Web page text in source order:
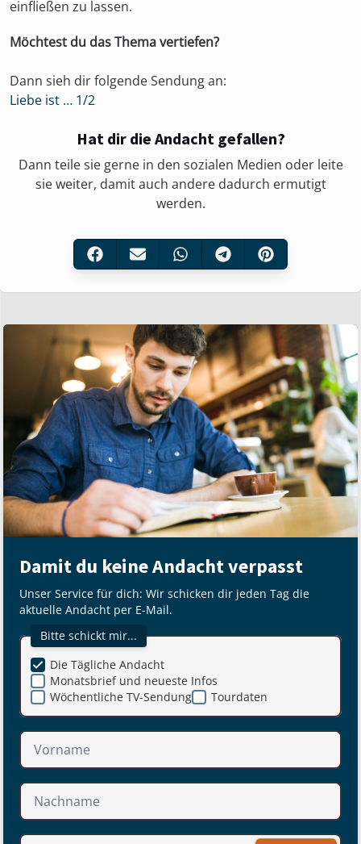
einfließen zu lassen.
Möchtest du das Thema vertiefen?
Dann sieh dir folgende Sendung an:
Liebe ist … 1/2
Hat dir die Andacht gefallen?
Dann teile sie gerne in den sozialen Medien oder leite
sie weiter, damit auch andere dadurch ermutigt
werden.
Damit du keine Andacht verpasst
Unser Service für dich: Wir schicken dir jeden Tag die
aktuelle Andacht per E-Mail.
Bitte schickt mir...
Monatsbrief und neueste Infos
Die Tägliche Andacht
Wöchentliche TV-Sendung Tourdaten